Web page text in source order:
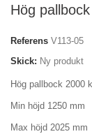
Hög
Referens V113-05
Skick: Ny produkt
Hög pallbock 2000
Min höjd 1250 mm
Max höjd 2025 mm